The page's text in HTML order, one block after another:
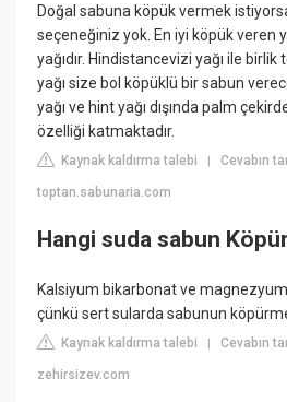
Doğal sabuna köpük vermek
seçeneğiniz yok. En iyi köpük veren
yağıdır. Hindistancevizi yağı ile birlik
yağı size bol köpüklü bir sabun
yağı ve hint yağı dışında palm
özelliği katmaktadır.
Kaynak kaldırma talebi |Cevabın
toptan.sabunaria.com
Hangi suda sabun
Kalsiyum bikarbonat ve
çünkü sert sularda sabunun
Kaynak kaldırma talebi |Cevabın
zehirsizev.com